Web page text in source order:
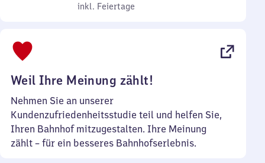
inkl. Feiertage
7
inkl. Feiertage
Weil Ihre Meinung zählt!
Nehmen Sie an unserer
Kundenzufriedenheitsstudie teil und helfen Sie,
Ihren Bahnhof mitzugestalten. Ihre Meinung
zählt – für ein besseres Bahnhofserlebnis.